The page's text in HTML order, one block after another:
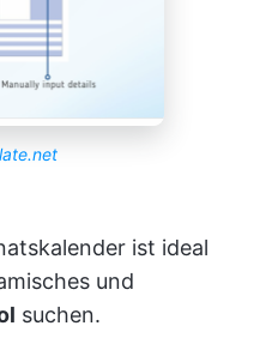
ist ideal
und
suchen.